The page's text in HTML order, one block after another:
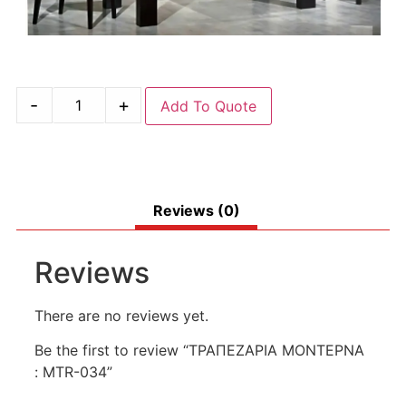
- + Add To Quote
Reviews (0)
Reviews
There are no reviews yet.
Be the first to review “ΤΡΑΠΕΖΑΡΙΑ ΜΟΝΤΕΡΝΑ
: MTR-034”